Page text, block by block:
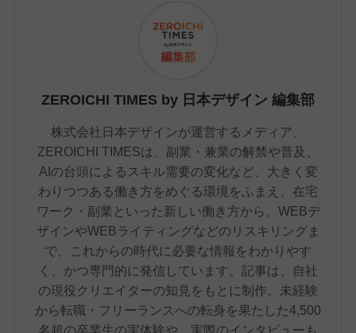
ZEROICHI TIMES by 日本デザイン 編集部
株式会社日本デザインが運営するメディア、
ZEROICHI TIMESは、副業・兼業の解禁や普及、
AIの台頭によるスキル需要の変化など、大きく変
わりつつある働き方をめぐる環境をふまえ、在宅
ワーク・副業といった新しい働き方から、WEBデ
ザインやWEBライティングなどのリスキリングま
で、これからの時代に必要な情報をわかりやす
く、かつ専門的に発信しています。記事は、自社
の現役クリエイターの知見をもとに制作。未経験
から転職・フリーランスへの転身を果たした4,500
名超の卒業生の実体験や、実際のインタビューも